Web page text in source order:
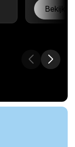
Bekijk